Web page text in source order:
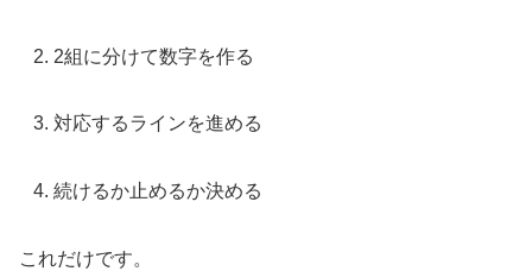
2組に分けて数字を作る
対応するラインを進める
続けるか止めるか決める
これだけです。